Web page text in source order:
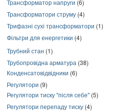
Трансформатор напруги (6)
Трансформатори струму (4)
Трифазні сухі трансформатори (1)
Фільтри для енергетики (4)
Трубний стан (1)
Трубопровідна арматура (38)
Конденсатовідвідники (6)
Регулятори (9)
Регулятори тиску "після себе" (5)
Регулятори перепаду тиску (4)